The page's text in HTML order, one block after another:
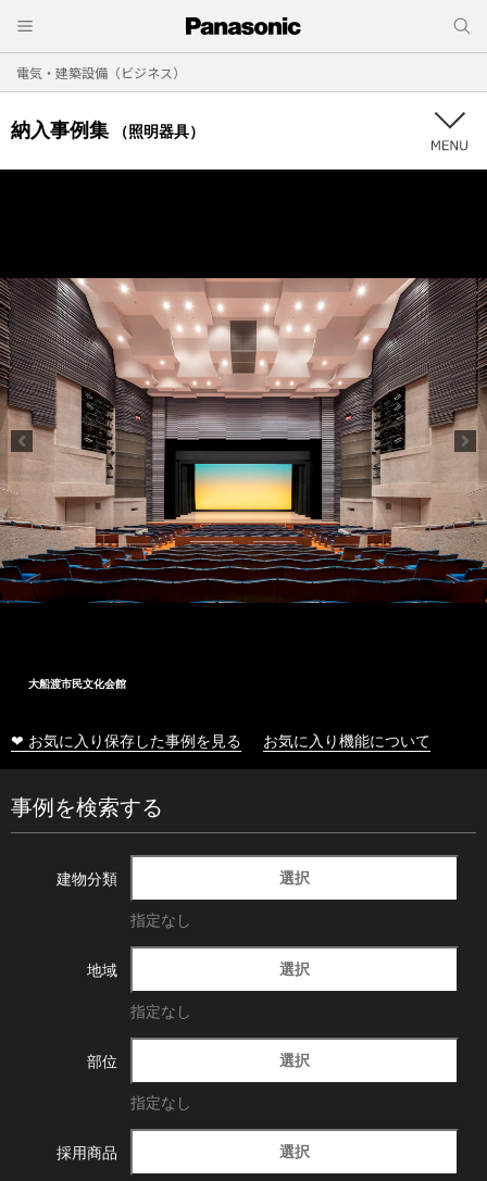
電気・建築設備（ビジネス）
納入事例集 （照明器具）
大船渡市民文化会館
❤ お気に入り保存した事例を見る お気に入り機能について
事例を検索する
建物分類 選択
指定なし
地域 選択
指定なし
部位 選択
指定なし
採用商品 選択